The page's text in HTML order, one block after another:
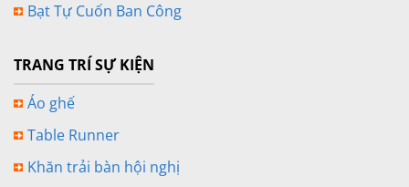
Bạt Tự Cuốn Ban Công
TRANG TRÍ SỰ KIỆN
Áo ghế
Table Runner
Khăn trải bàn hội nghị